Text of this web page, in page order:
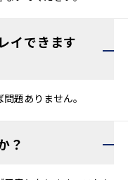
イできます
題ありません。
？